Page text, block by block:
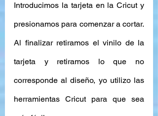
Introducimos la tarjeta en la Cricut y
presionamos para comenzar a cortar.
Al finalizar retiramos el vinilo de la
tarjeta y retiramos lo que no
corresponde al diseño, yo utilizo las
herramientas Cricut para que sea